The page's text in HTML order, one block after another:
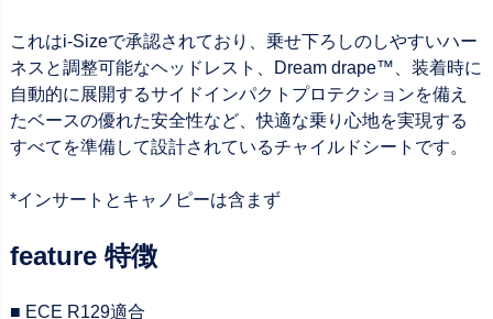
これはi-Sizeで承認されており、乗せ下ろしのしやすいハー
ネスと調整可能なヘッドレスト、Dream drape™、装着時に
自動的に展開するサイドインパクトプロテクションを備え
たベースの優れた安全性など、快適な乗り心地を実現する
すべてを準備して設計されているチャイルドシートです。
*インサートとキャノピーは含まず
feature 特徴
■ ECE R129適合